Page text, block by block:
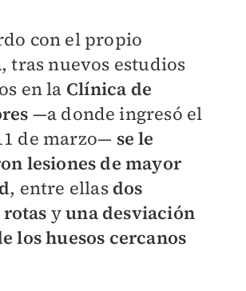
con el propio
, tras nuevos estudios
en la Clínica de
—a donde ingresó el
de marzo— se le
lesiones de mayor
, entre ellas dos
yuna desviación
los huesos cercanos